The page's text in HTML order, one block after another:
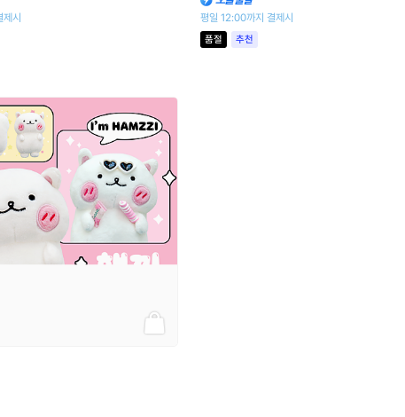
시 평일 12:00까지 결제시
품절 추천